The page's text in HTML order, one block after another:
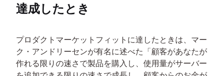
達成したとき
プロダクトマーケットフィットに達したときは、マー
ク・アンドリーセンが有名に述べた「顧客があなたが
作れる限りの速さで製品を購入し、使用量がサーバー